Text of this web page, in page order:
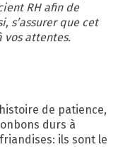
RH afin de
s’assurer que cet
vos attentes.
de patience,
durs à
ils sont le